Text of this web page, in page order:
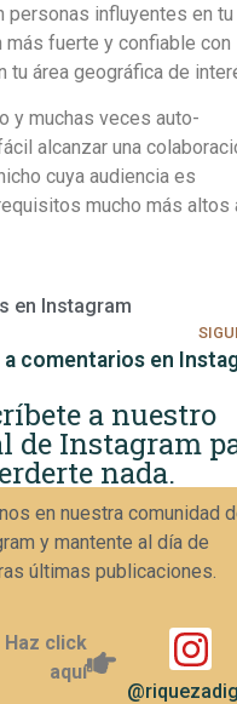
personas influyentes en tu
más fuerte y confiable con
área geográfica de
y muchas veces auto-
alcanzar una
cuya audiencia es
mucho más altos
en Instagram
comentarios en
a nuestro
de Instagram
nada.
en nuestra comunidad
y mantente al día de
últimas publicaciones.
Haz click
aquí